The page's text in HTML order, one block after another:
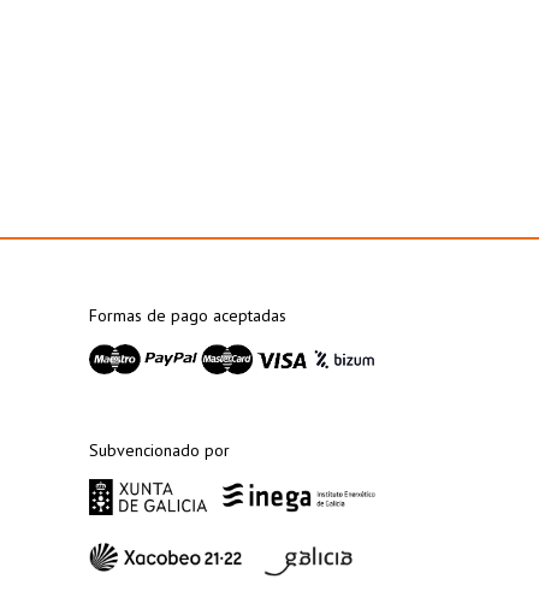
Formas de pago aceptadas
Subvencionado por